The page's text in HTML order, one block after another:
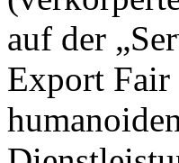
auf der
Export Fair